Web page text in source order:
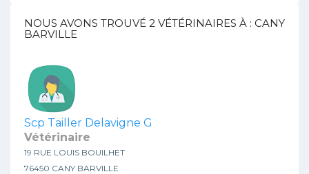
NOUS AVONS TROUVÉ 2 VÉTÉRINAIRES À : CANY
BARVILLE
Scp Tailler Delavigne G
Vétérinaire
19 RUE LOUIS BOUILHET
76450 CANY BARVILLE